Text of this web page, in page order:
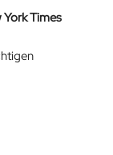
Times